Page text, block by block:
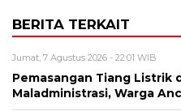
BERITA TERKAIT
Jumat, 7 Agustus 2026 - 22:01 WIB
Pemasangan Tiang Listrik
Maladministrasi, Warga